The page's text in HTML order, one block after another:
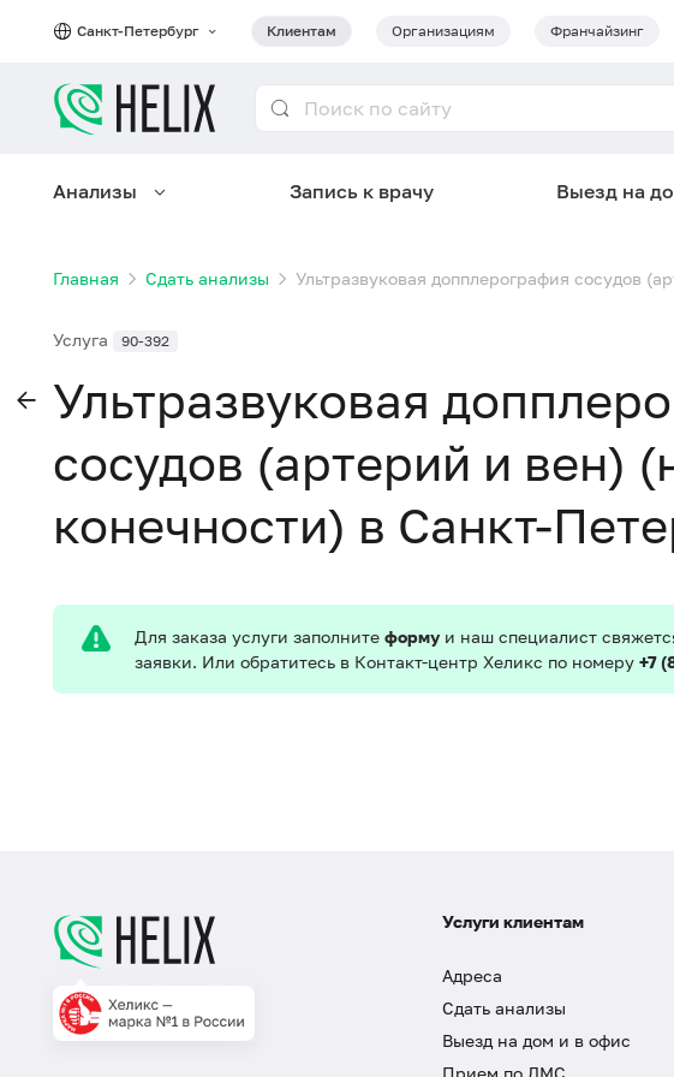
Санкт-Петербург Клиентам Организациям Франчайзинг
Анализы Запись к врачу Выезд на
Главная Сдать анализы Ультразвуковая допплерография сосудов
Услуга 90-392
Ультразвуковая
сосудов (артерий и вен)
конечности) в Санкт-
Для заказа услуги заполните форму и наш специалист
заявки. Или обратитесь в Контакт-центр Хеликс по номеру +7
Услуги клиентам
Адреса
Сдать анализы
Выезд на дом и в офис
Прием по ДМС